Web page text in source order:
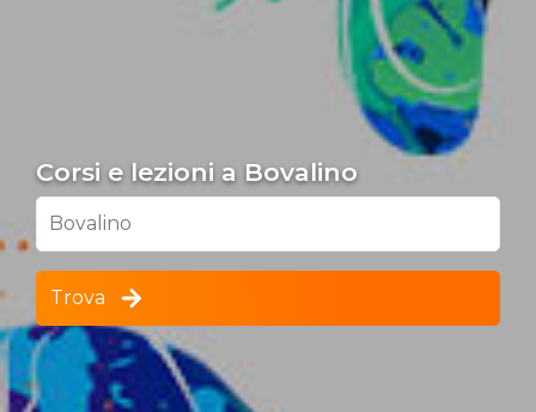
Corsi e lezioni a Bovalino
Bovalino
Trova